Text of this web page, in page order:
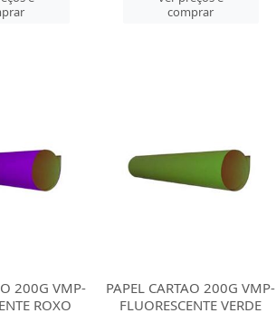
comprar
200G VMP-
ROXO
PAPEL CARTAO 200G VMP-
FLUORESCENTE VERDE